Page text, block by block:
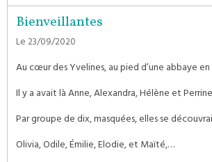
Bienveillantes
Le 23/09/2020
Au cœur des Yvelines, au pied d’une abbaye
Il y a avait là Anne, Alexandra, Hélène et
Par groupe de dix, masquées, elles se
Olivia, Odile, Émilie, Elodie, et Maïté,…